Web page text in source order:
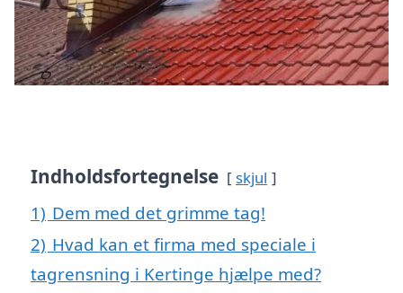
Indholdsfortegnelse skjul
1) Dem med det grimme tag!
2) Hvad kan et firma med speciale i
tagrensning i Kertinge hjælpe med?